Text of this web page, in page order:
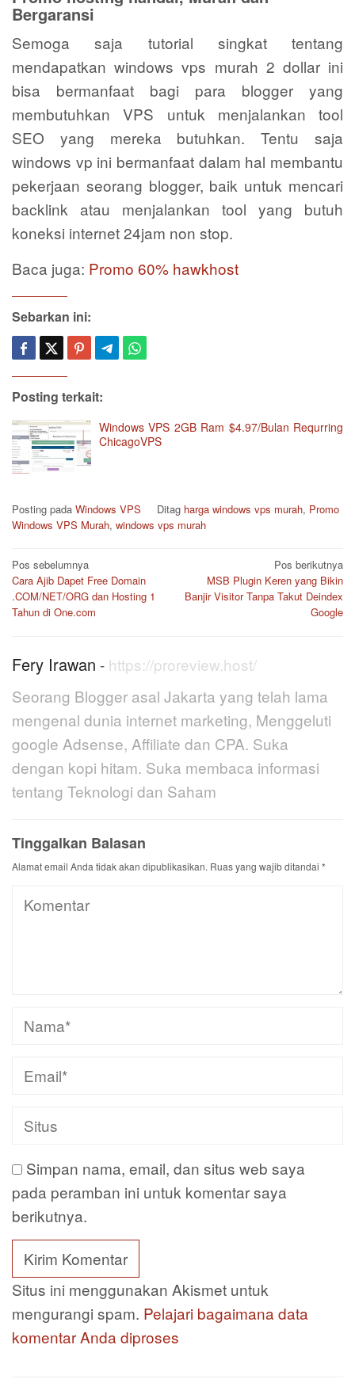
Bergaransi
Semoga saja tutorial singkat tentang
mendapatkan windows vps murah 2 dollar ini
bisa bermanfaat bagi para blogger yang
membutuhkan VPS untuk menjalankan tool
SEO yang mereka butuhkan. Tentu saja
windows vp ini bermanfaat dalam hal membantu
pekerjaan seorang blogger, baik untuk mencari
backlink atau menjalankan tool yang butuh
koneksi internet 24jam non stop.
Baca juga: Promo 60% hawkhost
Sebarkan ini:
Posting terkait:
Windows VPS 2GB Ram $4.97/Bulan Requrring
ChicagoVPS
Posting pada Windows VPS Ditag harga windows vps murah, Promo
Windows VPS Murah, windows vps murah
Navigasi
pos
Pos sebelumnya
Cara Ajib Dapet Free Domain
.COM/NET/ORG dan Hosting 1
Tahun di One.com
Pos berikutnya
MSB Plugin Keren yang Bikin
Banjir Visitor Tanpa Takut Deindex
Google
Fery Irawan - https://proreview.host/
Seorang Blogger asal Jakarta yang telah lama
mengenal dunia internet marketing, Menggeluti
google Adsense, Affiliate dan CPA. Suka
dengan kopi hitam. Suka membaca informasi
tentang Teknologi dan Saham
Tinggalkan Balasan
Alamat email Anda tidak akan dipublikasikan. Ruas yang wajib ditandai *
Simpan nama, email, dan situs web saya
pada peramban ini untuk komentar saya
berikutnya.
Situs ini menggunakan Akismet untuk
mengurangi spam. Pelajari bagaimana data
komentar Anda diproses